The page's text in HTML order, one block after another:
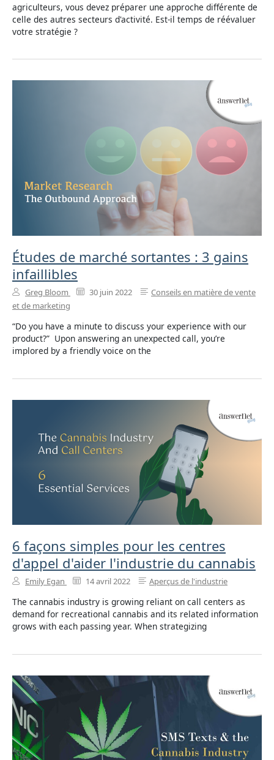
agriculteurs, vous devez préparer une approche différente de
celle des autres secteurs d'activité. Est-il temps de réévaluer
votre stratégie ?
Études de marché sortantes : 3 gains
infaillibles
Greg Bloom 30 juin 2022
Conseils en matière de vente
et de marketing
“Do you have a minute to discuss your experience with our
product?” Upon answering an unexpected call, you’re
implored by a friendly voice on the
6 façons simples pour les centres
d'appel d'aider l'industrie du cannabis
Emily Egan 14 avril 2022 Aperçus de l'industrie
The cannabis industry is growing reliant on call centers as
demand for recreational cannabis and its related information
grows with each passing year. When strategizing